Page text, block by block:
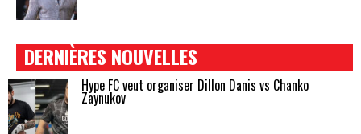
DERNIÈRES NOUVELLES
Hype FC veut organiser Dillon Danis vs Chanko
Zaynukov